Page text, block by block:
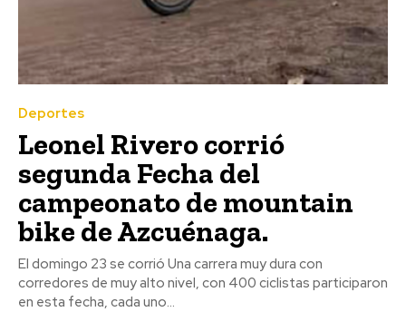
Deportes
Leonel Rivero corrió
segunda Fecha del
campeonato de mountain
bike de Azcuénaga.
El domingo 23 se corrió Una carrera muy dura con
corredores de muy alto nivel, con 400 ciclistas participaron
en esta fecha, cada uno...